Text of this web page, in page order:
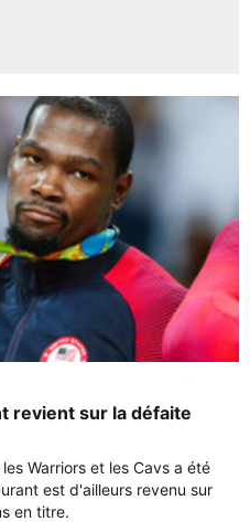
revient sur la défaite
Warriors et les Cavs a été
est d'ailleurs revenu sur
en titre.